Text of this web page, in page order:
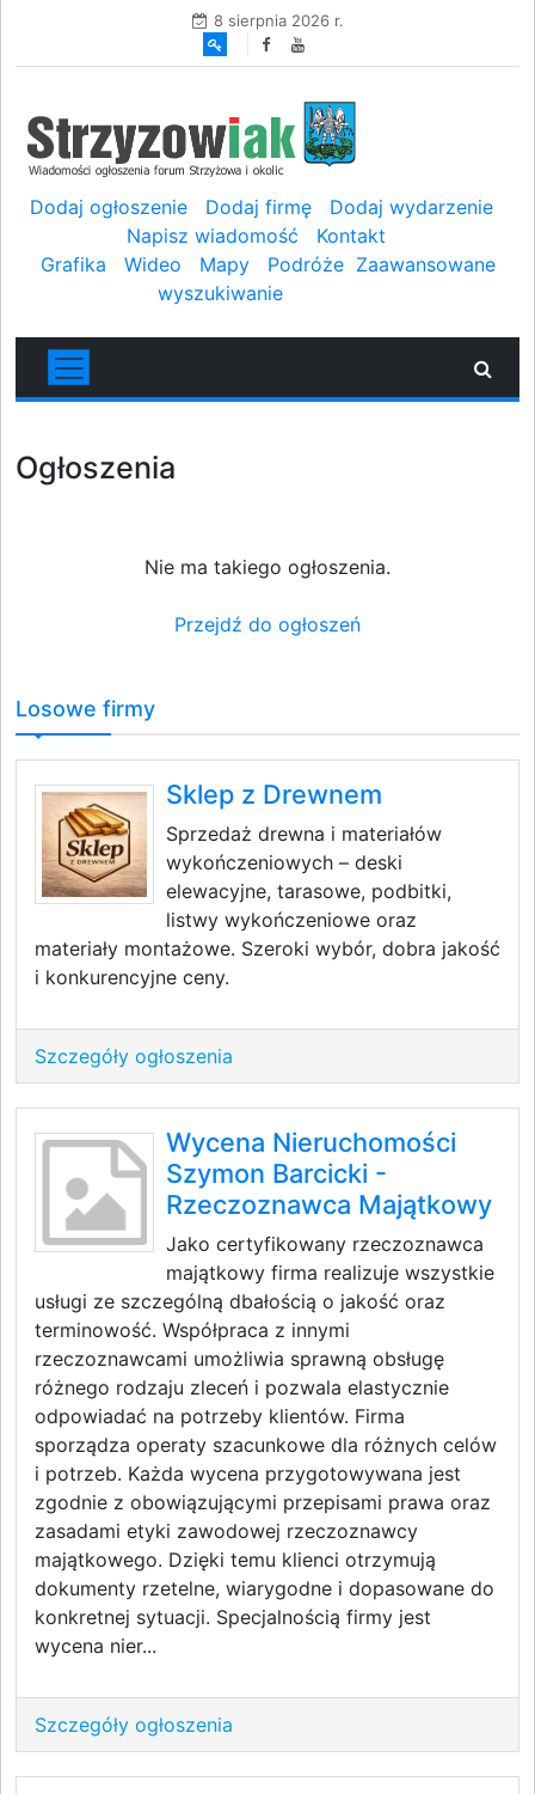
8 sierpnia 2026 r.
Dodaj ogłoszenie Dodaj firmę
Dodaj wydarzenie
Napisz wiadomość
Kontakt
Grafika
Wideo Mapy Podróże Zaawansowane
wyszukiwanie
Ogłoszenia
Nie ma takiego ogłoszenia.
Przejdź do ogłoszeń
Losowe firmy
Sklep z Drewnem
Sprzedaż drewna i materiałów
wykończeniowych – deski
elewacyjne, tarasowe, podbitki,
listwy wykończeniowe oraz
materiały montażowe. Szeroki wybór, dobra jakość
i konkurencyjne ceny.
Szczegóły ogłoszenia
Wycena Nieruchomości
Szymon Barcicki -
Rzeczoznawca Majątkowy
Jako certyfikowany rzeczoznawca
majątkowy firma realizuje wszystkie
usługi ze szczególną dbałością o jakość oraz
terminowość. Współpraca z innymi
rzeczoznawcami umożliwia sprawną obsługę
różnego rodzaju zleceń i pozwala elastycznie
odpowiadać na potrzeby klientów. Firma
sporządza operaty szacunkowe dla różnych celów
i potrzeb. Każda wycena przygotowywana jest
zgodnie z obowiązującymi przepisami prawa oraz
zasadami etyki zawodowej rzeczoznawcy
majątkowego. Dzięki temu klienci otrzymują
dokumenty rzetelne, wiarygodne i dopasowane do
konkretnej sytuacji. Specjalnością firmy jest
wycena nier...
Szczegóły ogłoszenia